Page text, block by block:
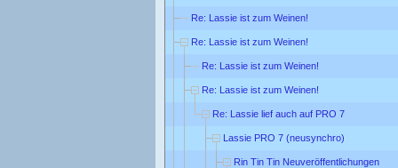
Re: Lassie ist zum Weinen!
Re: Lassie ist zum Weinen!
Re: Lassie ist zum Weinen!
Re: Lassie ist zum Weinen!
Re: Lassie lief auch auf PRO 7
Lassie PRO 7 (neusynchro)
Rin Tin Tin Neuveröffentlichungen